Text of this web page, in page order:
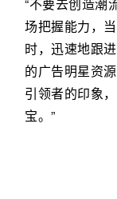
场把握能力，
时，迅速地跟
的广告明星资
引领者的印象
宝。”